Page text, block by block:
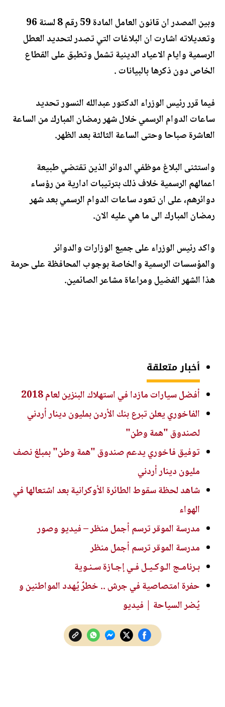
وبين المصدر ان قانون العامل المادة 59 رقم 8 لسنة 96
وتعديلاته اشارت ان البلاغات التي تصدر لتحديد العطل
الرسمية وايام الاعياد الدينية تشمل وتطبق على القطاع
الخاص دون ذكرها بالبيانات .
فيما قرر رئيس الوزراء الدكتور عبدالله النسور تحديد
ساعات الدوام الرسمي خلال شهر رمضان المبارك من الساعة
العاشرة صباحا وحتى الساعة الثالثة بعد الظهر.
واستثنى البلاغ موظفي الدوائر الذين تقتضي طبيعة
اعمالهم الرسمية خلاف ذلك بترتيبات ادارية من رؤساء
دوائرهم، على ان تعود ساعات الدوام الرسمي بعد شهر
رمضان المبارك الى ما هي عليه الان.
واكد رئيس الوزراء على جميع الوزارات والدوائر
والمؤسسات الرسمية والخاصة بوجوب المحافظة على حرمة
هذا الشهر الفضيل ومراعاة مشاعر الصائمين.
أخبار متعلقة
أفضل سيارات مازدا في استهلاك البنزين لعام 2018
الفاخوري يعلن تبرع بنك الأردن بمليون دينار أردني
لصندوق "همة وطن"
توفيق فاخوري يدعم صندوق "همة وطن" بمبلغ نصف
مليون دينار أردني
شاهد لحظة سقوط الطائرة الأوكرانية بعد اشتعالها في
الهواء
مدرسة الموقر ترسم أجمل منظر – فيديو وصور
مدرسة الموقر ترسم أجمل منظر
بـرنامـج الـوكـيـل فـي إجـازة سـنـوية
حفرة امتصاصية في جرش .. خطرٌ يُهدد المواطنين و
يُضر السياحة | فيديو